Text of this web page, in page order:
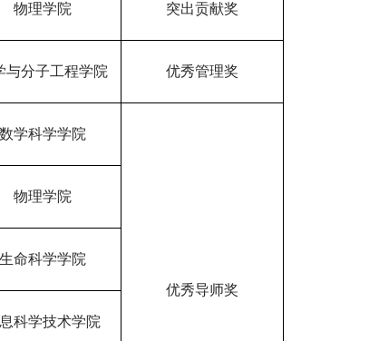
物理学院 突出贡献奖
与分子工程学院 优秀管理奖
数学科学学院
优秀导师奖
物理学院
生命科学学院
科学技术学院